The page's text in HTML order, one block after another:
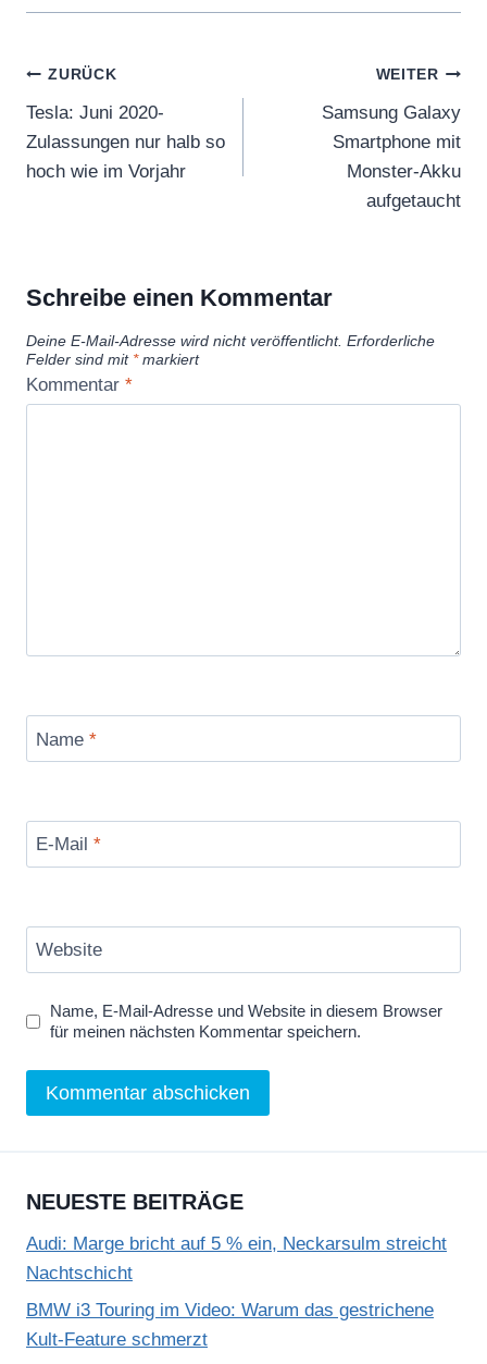
Beitragsnavigation
ZURÜCK
Tesla: Juni 2020-
Zulassungen nur halb so
hoch wie im Vorjahr
WEITER
Samsung Galaxy
Smartphone mit
Monster-Akku
aufgetaucht
Schreibe einen Kommentar
Deine E-Mail-Adresse wird nicht veröffentlicht. Erforderliche
Felder sind mit *markiert
Kommentar *
Name *
E-Mail *
Website
Name, E-Mail-Adresse und Website in diesem Browser
für meinen nächsten Kommentar speichern.
NEUESTE BEITRÄGE
Audi: Marge bricht auf 5 % ein, Neckarsulm streicht
Nachtschicht
BMW i3 Touring im Video: Warum das gestrichene
Kult-Feature schmerzt